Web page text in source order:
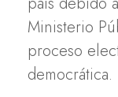
Ministerio
proceso
democrática.